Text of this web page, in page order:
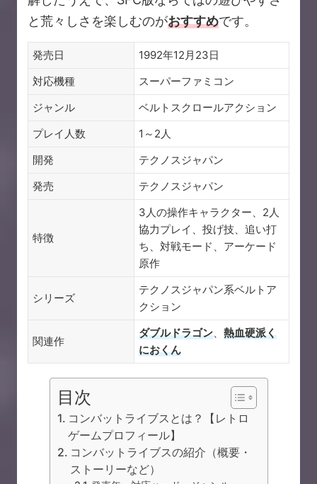
と荒々しさを楽しむのがおすすめです。
発売日
1992年12月23日
対応機種
スーパーファミコン
ジャンル
ベルトスクロールアクション
プレイ人数
1～2人
開発
テクノスジャパン
発売
テクノスジャパン
特徴
3人の操作キャラクター、2人
協力プレイ、投げ技、追い打
ち、対戦モード、アーケード
原作
シリーズ
テクノスジャパン系ベルトア
クション
関連作
ダブルドラゴン、 熱血硬派く
におくん
目次
コンバットライブスとは？【レトロ
ゲームプロフィール】
コンバットライブスの紹介（概要・
ストーリーなど）